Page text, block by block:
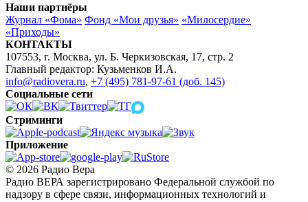
Наши партнёры
Журнал «Фома» Фонд «Мои друзья» «Милосердие»
«Приходы»
КОНТАКТЫ
107553, г. Москва, ул. Б. Черкизовская, 17, стр. 2
Главный редактор: Кузьменков И.А.
info@radiovera.ru, +7 (495) 781-97-61 (доб. 145)
Социальные сети
Стриминги
Приложение
© 2026 Радио Вера
Радио ВЕРА зарегистрировано Федеральной службой по
надзору в сфере связи, информационных технологий и